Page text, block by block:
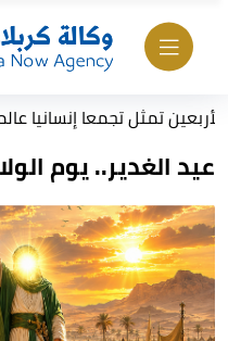
تجمعا إنسانيا عالميا
عيد الغدير.. يوم